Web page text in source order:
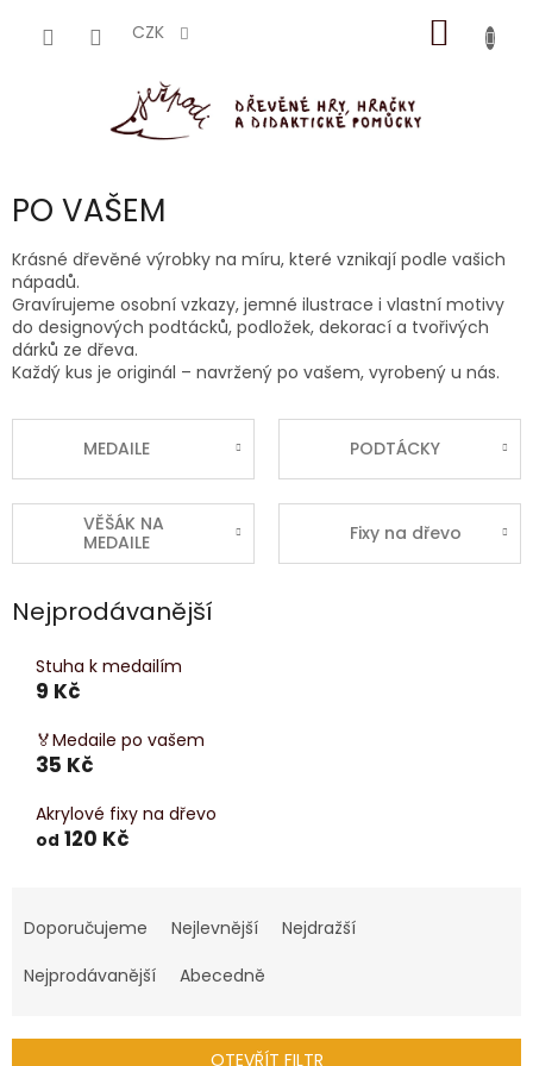
CZK
KOŠÍK
PO VAŠEM
Krásné dřevěné výrobky na míru, které vznikají podle vašich
nápadů.
Gravírujeme osobní vzkazy, jemné ilustrace i vlastní motivy
do designových podtácků, podložek, dekorací a tvořivých
dárků ze dřeva.
Každý kus je originál – navržený po vašem, vyrobený u nás.
MEDAILE PODTÁCKY
VĚŠÁK NA
MEDAILE
Fixy na dřevo
Nejprodávanější
Stuha k medailím
9 Kč
🏅Medaile po vašem
35 Kč
Akrylové fixy na dřevo
od 120 Kč
a
e
í
Doporučujeme Nejlevnější
Nejdražší
Nejprodávanější
Abecedně
OTEVŘÍT FILTR